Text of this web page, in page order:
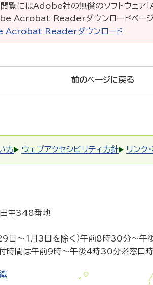
覧にはAdobe社の無償のソフトウェ
Acrobat Readerダウンロードページ
Acrobat Readerダウンロード
前のページに戻る
方 ウェブアクセシビリティ方針 リンク
中348番地
29日～1月3日を除く）午前8時30分～午
付時間は午前9時～午後4時30分※窓口時